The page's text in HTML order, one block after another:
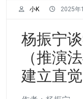
小K 2025年
杨振宁
（推演
建立直觉